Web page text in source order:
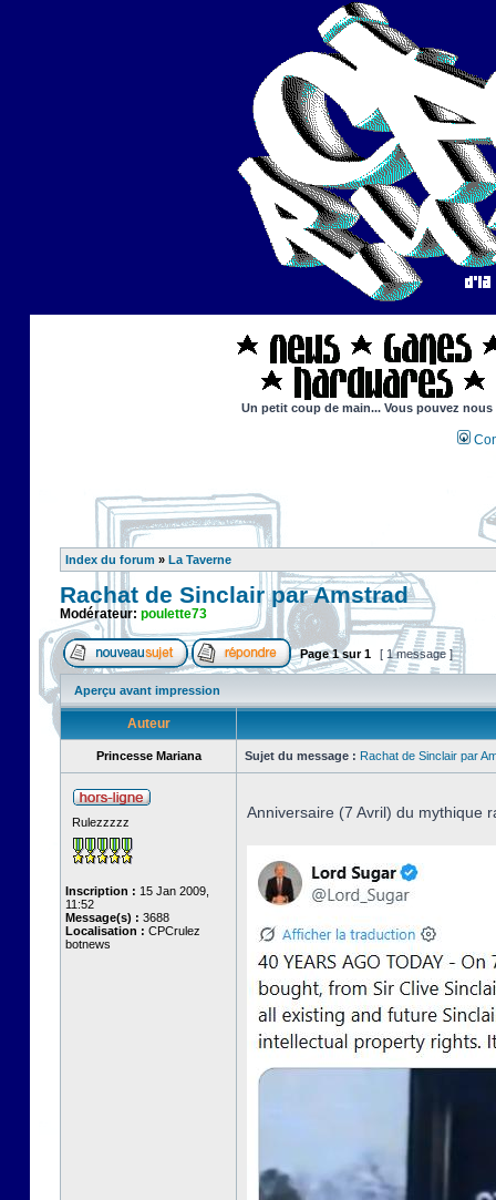
Un petit coup de main... Vous pouvez
Index du forum » La Taverne
Rachat de Sinclair par Amstrad
Modérateur: poulette73
Page1sur1 [ 1 message ]
Aperçu avant impression
Auteur
Princesse Mariana Sujet du message : Rachat de Sinclair par
Rulezzzzz
Inscription : 15 Jan 2009,
11:52
Message(s) : 3688
Localisation : CPCrulez
botnews
Anniversaire (7 Avril) du mythique